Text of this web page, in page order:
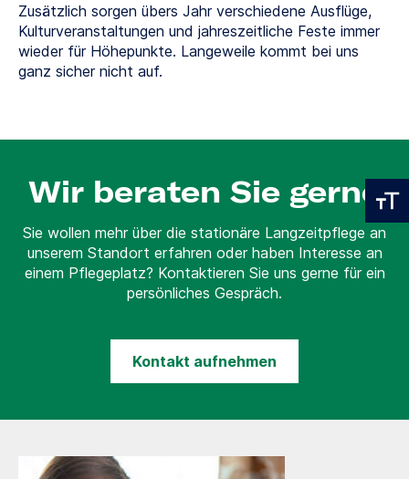
Zusätzlich sorgen übers Jahr verschiedene Ausflüge,
Kulturveranstaltungen und jahreszeitliche Feste immer
wieder für Höhepunkte. Langeweile kommt bei uns
ganz sicher nicht auf.
Wir beraten Sie gerne
Sie wollen mehr über die stationäre Langzeitpflege an
unserem Standort erfahren oder haben Interesse an
einem Pflegeplatz? Kontaktieren Sie uns gerne für ein
persönliches Gespräch.
Kontakt aufnehmen